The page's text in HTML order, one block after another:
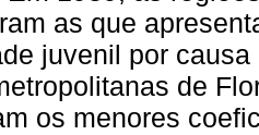
as que
juvenil por
de
os menores